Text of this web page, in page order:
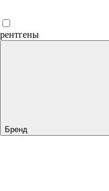
рентгены
Бренд